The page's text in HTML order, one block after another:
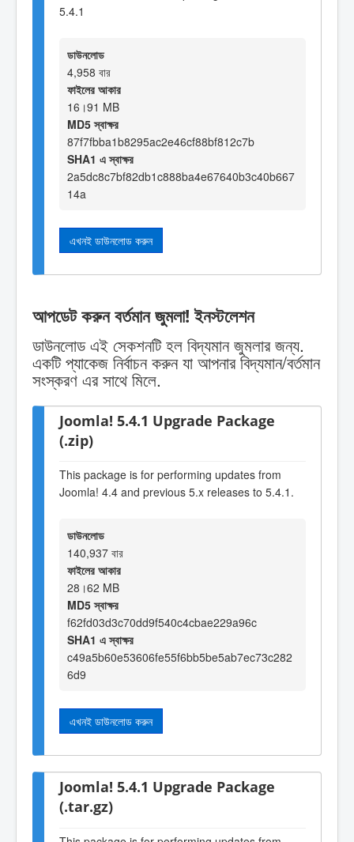
5.4.1
ডাউনলোড
4,958 বার
ফাইলের আকার
16।91 MB
MD5 স্বাক্ষর
87f7fbba1b8295ac2e46cf88bf812c7b
SHA1 এ স্বাক্ষর
2a5dc8c7bf82db1c888ba4e67640b3c40b667
14a
এখনই ডাউনলোড করুন
আপডেট করুন বর্তমান জুমলা! ইনস্টলেশন
ডাউনলোড এই সেকশনটি হল বিদ্যমান জুমলার জন্য.
একটি প্যাকেজ নির্বাচন করুন যা আপনার বিদ্যমান/বর্তমান
সংস্করণ এর সাথে মিলে.
Joomla! 5.4.1 Upgrade Package
(.zip)
This package is for performing updates from
Joomla! 4.4 and previous 5.x releases to 5.4.1.
ডাউনলোড
140,937 বার
ফাইলের আকার
28।62 MB
MD5 স্বাক্ষর
f62fd03d3c70dd9f540c4cbae229a96c
SHA1 এ স্বাক্ষর
c49a5b60e53606fe55f6bb5be5ab7ec73c282
6d9
এখনই ডাউনলোড করুন
Joomla! 5.4.1 Upgrade Package
(.tar.gz)